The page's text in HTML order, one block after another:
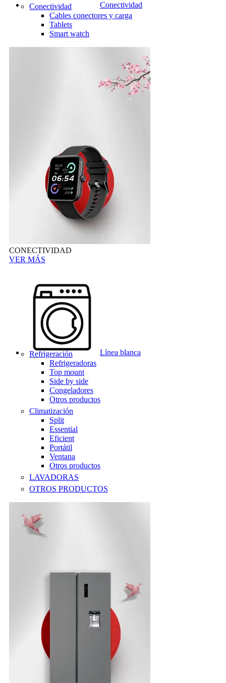
Conectividad
Conectividad
Cables conectores y carga
Tablets
Smart watch
CONECTIVIDAD
VER MÁS
Línea blanca
Refrigeración
Refrigeradoras
Top mount
Side by side
Congeladores
Otros productos
Climatización
Split
Essential
Eficient
Portátil
Ventana
Otros productos
LAVADORAS
OTROS PRODUCTOS